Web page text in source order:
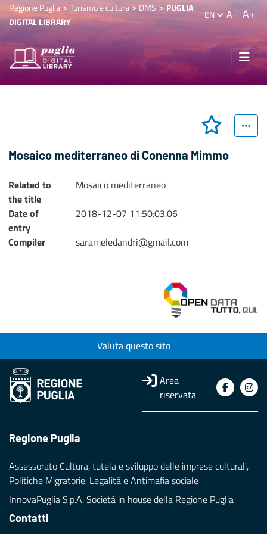
Regione Puglia> Turismo e cultura>DMS > PUGLIA
DIGITAL LIBRARY
EN A- A+
Mosaico mediterraneo di Conenna Mimmo
Related to
the title
Mosaico mediterraneo
Date of
entry
2018-12-07 11:50:03.06
Compiler
sarameledandri@gmail.com
Valuta questo sito
Area
riservata
Regione Puglia
Assessorato Cultura, tutela e sviluppo delle imprese culturali,
Politiche Migratorie, Legalità e Antimafia sociale
InnovaPuglia S.p.A. Società in house della Regione Puglia
Contatti